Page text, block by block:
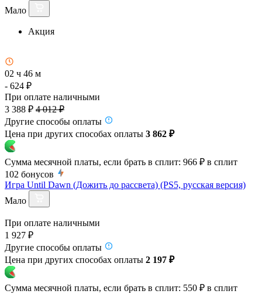
Мало
Акция
02 ч 46 м
- 624 ₽
При оплате наличными
3 388 ₽ 4 012 ₽
Другие способы оплаты
Цена при других способах оплаты 3 862 ₽
Сумма месячной платы, если брать в сплит: 966 ₽ в сплит
102 бонусов
Игра Until Dawn (Дожить до рассвета) (PS5, русская версия)
Мало
При оплате наличными
1 927 ₽
Другие способы оплаты
Цена при других способах оплаты 2 197 ₽
Сумма месячной платы, если брать в сплит: 550 ₽ в сплит